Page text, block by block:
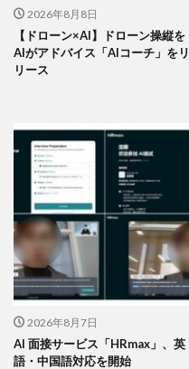
2026年8月8日
【ドローン×AI】ドローン操縦を
AIがアドバイス「AIコーチ」をリ
リース
2026年8月7日
AI 面接サービス「HRmax」、英
語・中国語対応を開始